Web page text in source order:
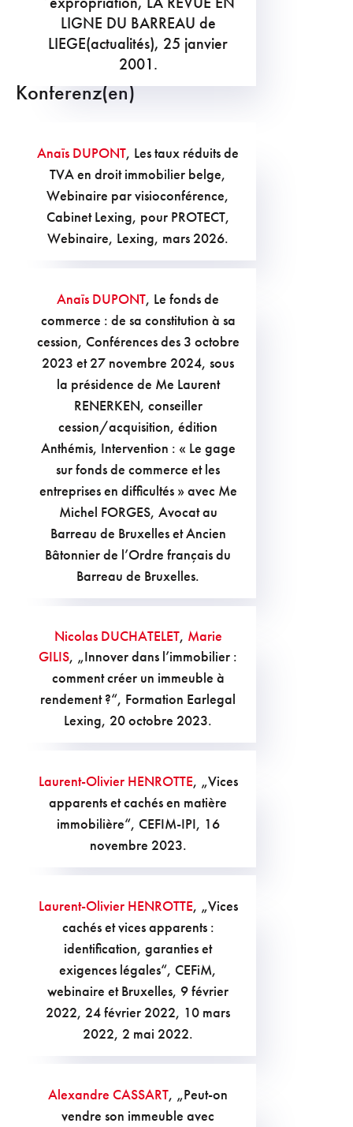
LIGNE DU BARREAU de
LIEGE(actualités), 25 janvier
2001.
Konferenz(en)
Anaïs DUPONT, Les taux réduits de
TVA en droit immobilier belge,
Webinaire par visioconférence,
Cabinet Lexing, pour PROTECT,
Webinaire, Lexing, mars 2026.
Anaïs DUPONT, Le fonds de
commerce : de sa constitution à sa
cession, Conférences des 3 octobre
2023 et 27 novembre 2024, sous
la présidence de Me Laurent
RENERKEN, conseiller
cession/acquisition, édition
Anthémis, Intervention : « Le gage
sur fonds de commerce et les
entreprises en difficultés » avec Me
Michel FORGES, Avocat au
Barreau de Bruxelles et Ancien
Bâtonnier de l’Ordre français du
Barreau de Bruxelles.
Nicolas DUCHATELET, Marie
GILIS, „Innover dans l’immobilier :
comment créer un immeuble à
rendement ?“, Formation Earlegal
Lexing, 20 octobre 2023.
Laurent-Olivier HENROTTE, „Vices
apparents et cachés en matière
immobilière“, CEFIM-IPI, 16
novembre 2023.
Laurent-Olivier HENROTTE, „Vices
cachés et vices apparents :
identification, garanties et
exigences légales“, CEFiM,
webinaire et Bruxelles, 9 février
2022, 24 février 2022, 10 mars
2022, 2 mai 2022.
Alexandre CASSART, „Peut-on
vendre son immeuble avec